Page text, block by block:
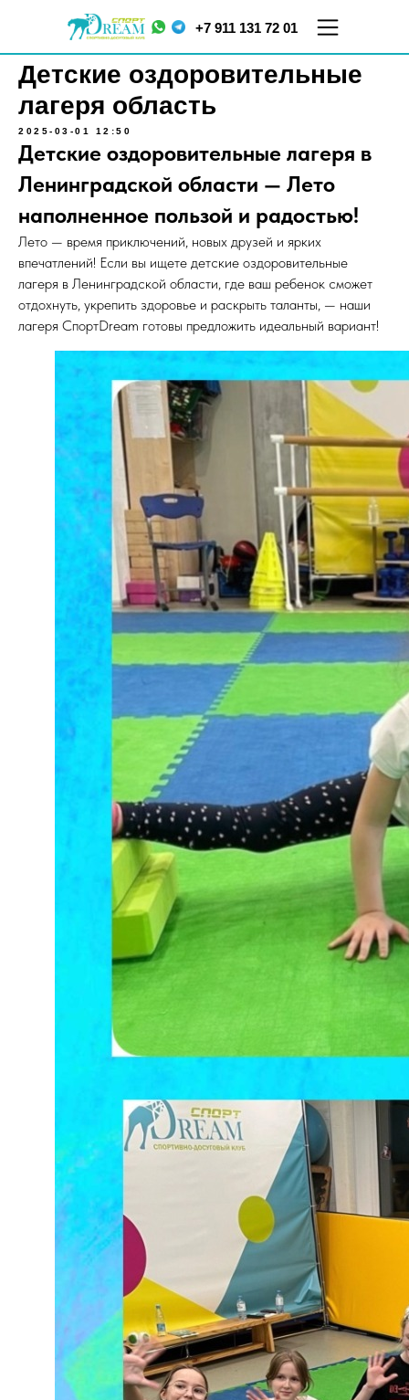
ул. Меркурьева, д. 7
ТЦ "Парнас", 5 этаж
ул.
д.16, корп.2
+7 911 131 72 01
Детские оздоровительные
лагеря область
2025-03-01 12:50
Детские оздоровительные лагеря в
Ленинградской области — Лето
наполненное пользой и радостью!
Лето — время приключений, новых друзей и ярких
впечатлений! Если вы ищете детские оздоровительные
лагеря в Ленинградской области, где ваш ребенок сможет
отдохнуть, укрепить здоровье и раскрыть таланты, — наши
лагеря СпортDream готовы предложить идеальный вариант!